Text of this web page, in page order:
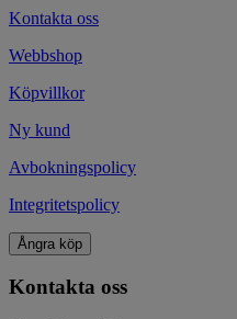
Kontakta oss
Webbshop
Köpvillkor
Ny kund
Avbokningspolicy
Integritetspolicy
Ångra köp
Kontakta oss